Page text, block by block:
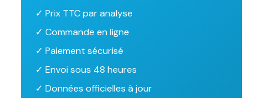
✓ Prix TTC par analyse
✓ Commande en ligne
✓ Paiement sécurisé
✓ Envoi sous 48 heures
✓ Données officielles à jour